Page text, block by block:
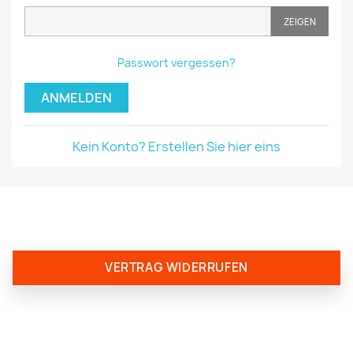
ZEIGEN
Passwort vergessen?
ANMELDEN
Kein Konto? Erstellen Sie hier eins
VERTRAG WIDERRUFEN